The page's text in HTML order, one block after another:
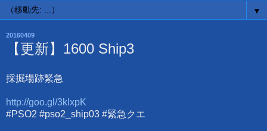
▼
20160409
【更新】1600 Ship3
採掘場跡緊急
http://goo.gl/3klxpK
#PSO2 #pso2_ship03 #緊急クエ